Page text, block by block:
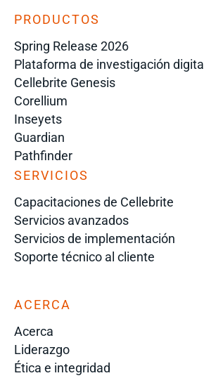
PRODUCTOS
Spring Release 2026
Plataforma de investigación digital
Cellebrite Genesis
Corellium
Inseyets
Guardian
Pathfinder
SERVICIOS
Capacitaciones de Cellebrite
Servicios avanzados
Servicios de implementación
Soporte técnico al cliente
ACERCA
Acerca
Liderazgo
Ética e integridad